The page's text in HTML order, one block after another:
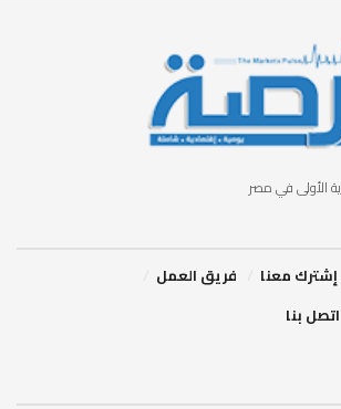
الأولى في مصر
إشترك معنا
فريق العمل
اتصل بنا